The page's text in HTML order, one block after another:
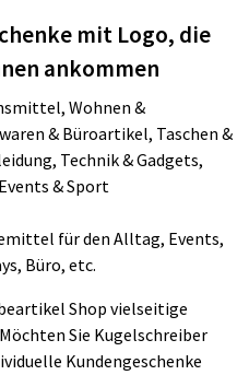
mit Logo, die
ankommen
Wohnen &
& Büroartikel, Taschen &
Technik & Gadgets,
& Sport
für den Alltag, Events,
Büro, etc.
Shop vielseitige
Sie Kugelschreiber
Kundengeschenke